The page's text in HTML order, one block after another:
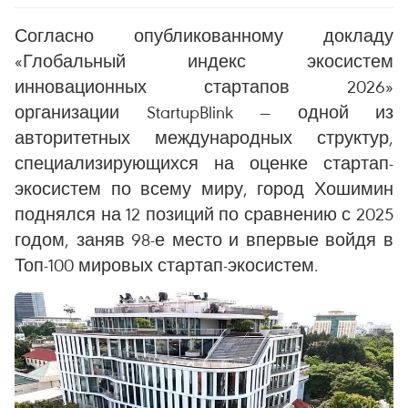
Согласно опубликованному докладу
«Глобальный индекс экосистем
инновационных стартапов 2026»
организации StartupBlink — одной из
авторитетных международных структур,
специализирующихся на оценке стартап-
экосистем по всему миру, город Хошимин
поднялся на 12 позиций по сравнению с 2025
годом, заняв 98-е место и впервые войдя в
Топ-100 мировых стартап-экосистем.